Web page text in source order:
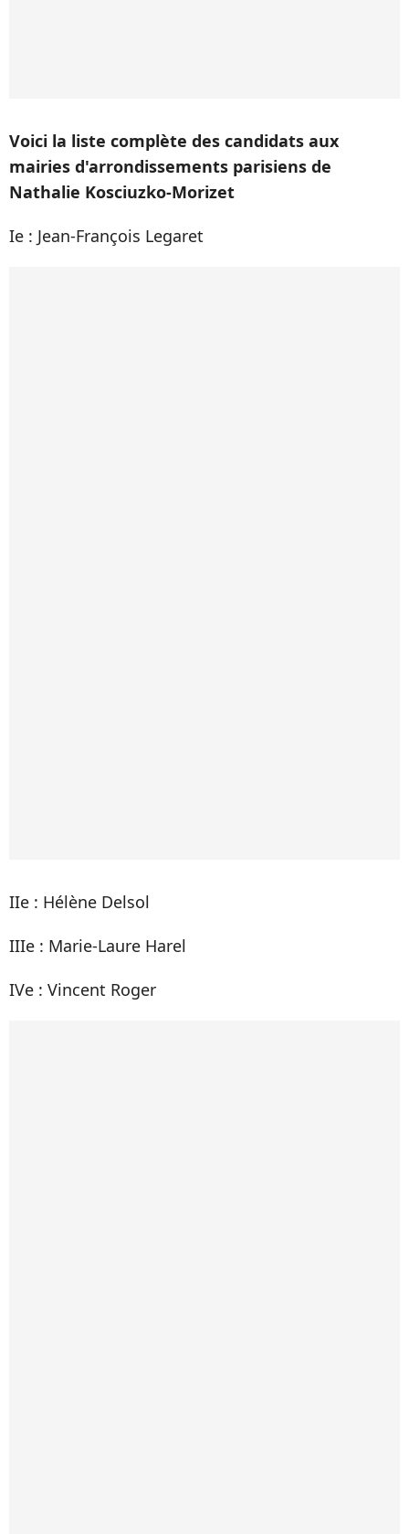
Voici la liste complète des candidats aux
mairies d'arrondissements parisiens de
Nathalie Kosciuzko-Morizet
Ie : Jean-François Legaret
IIe : Hélène Delsol
IIIe : Marie-Laure Harel
IVe : Vincent Roger